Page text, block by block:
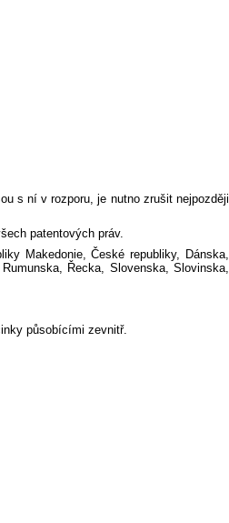
s ní v rozporu, je nutno zrušit nejpozději
patentových práv.
Makedonie, České republiky, Dánska,
Řecka, Slovenska, Slovinska,
působícími zevnitř.